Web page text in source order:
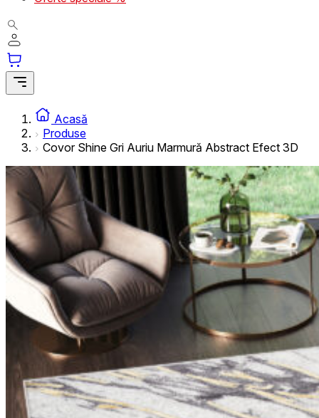
Acasă
Produse
Covor Shine Gri Auriu Marmură Abstract Efect 3D
Statistică
interesante pentru utilizatori și, astfel, mai valoroase
Cookie-urile neclasificate
Cookie-urile neclasificate sunt cookie-uri aflate în